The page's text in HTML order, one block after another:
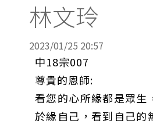
林文玲
2023/01/25 20:57
中18宗007
尊貴的恩師:
看您的心所緣都是眾生
於緣自己，看到自己的